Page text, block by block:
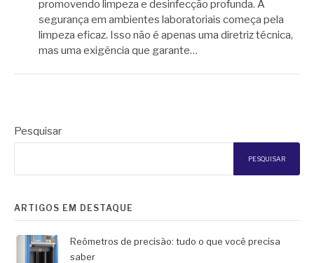
promovendo limpeza e desinfecção profunda. A
segurança em ambientes laboratoriais começa pela
limpeza eficaz. Isso não é apenas uma diretriz técnica,
mas uma exigência que garante…
Pesquisar
PESQUISAR
ARTIGOS EM DESTAQUE
Reômetros de precisão: tudo o que você precisa
saber